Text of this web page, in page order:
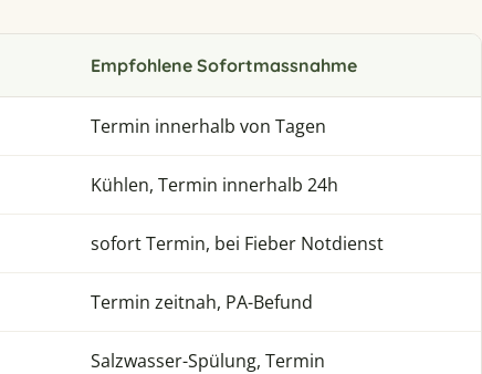
Empfohlene Sofortmassnahme
Termin innerhalb von Tagen
Kühlen, Termin innerhalb 24h
sofort Termin, bei Fieber Notdienst
Termin zeitnah, PA-Befund
Salzwasser-Spülung, Termin